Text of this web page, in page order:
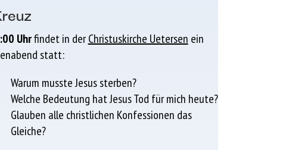
Uhrfindet in derChristuskirche Uetersen ein
statt:
Warum musste Jesus sterben?
Welche Bedeutung hat Jesus Tod für mich heute?
Glauben alle christlichen Konfessionen das
Gleiche?